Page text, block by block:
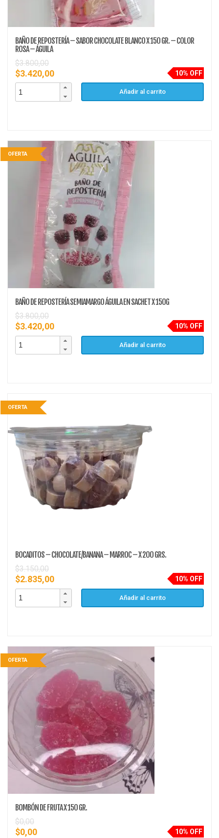
BAÑO DE REPOSTERÍA – SABOR CHOCOLATE BLANCO X 150 GR. – COLOR
ROSA – ÁGUILA
10% OFF
$3.800,00
$3.420,00
Añadir al carrito
OFERTA
BAÑO DE REPOSTERÍA SEMIAMARGO ÁGUILA EN SACHET X 150G
10% OFF
$3.800,00
$3.420,00
Añadir al carrito
OFERTA
BOCADITOS – CHOCOLATE/BANANA – MARROC – X 200 GRS.
10% OFF
$3.150,00
$2.835,00
Añadir al carrito
OFERTA
BOMBÓN DE FRUTA X 150 GR.
10% OFF
$0,00
$0,00